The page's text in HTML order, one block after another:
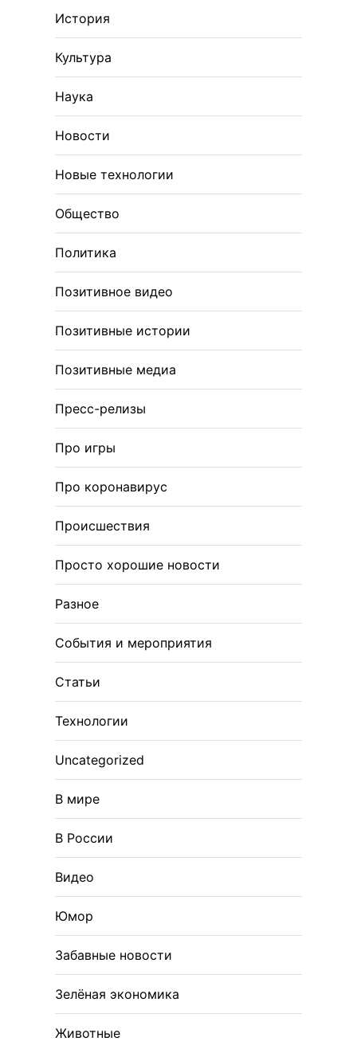
История
Культура
Наука
Новости
Новые технологии
Общество
Политика
Позитивное видео
Позитивные истории
Позитивные медиа
Пресс-релизы
Про игры
Про коронавирус
Происшествия
Просто хорошие новости
Разное
События и мероприятия
Статьи
Технологии
Uncategorized
В мире
В России
Видео
Юмор
Забавные новости
Зелёная экономика
Животные